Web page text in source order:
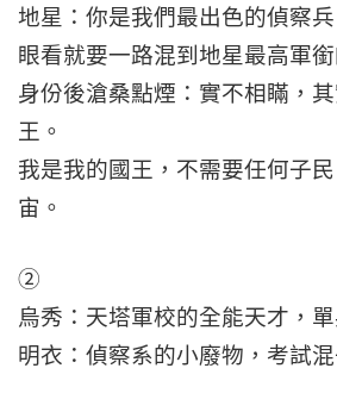
地星：你是我們最出色的偵察兵
眼看就要一路混到地星最高軍
身份後滄桑點煙：實不相瞞，
王。
我是我的國王，不需要任何子
宙。
②
烏秀：天塔軍校的全能天才，單
明衣：偵察系的小廢物，考試